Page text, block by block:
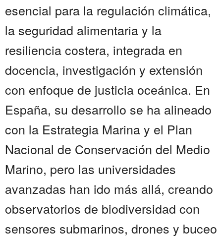
esencial para la regulación climática,
la seguridad alimentaria y la
resiliencia costera, integrada en
docencia, investigación y extensión
con enfoque de justicia oceánica. En
España, su desarrollo se ha alineado
con la Estrategia Marina y el Plan
Nacional de Conservación del Medio
Marino, pero las universidades
avanzadas han ido más allá, creando
observatorios de biodiversidad con
sensores submarinos, drones y buceo